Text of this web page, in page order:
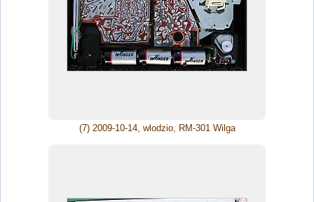
(7) 2009-10-14, wlodzio, RM-301 Wilga